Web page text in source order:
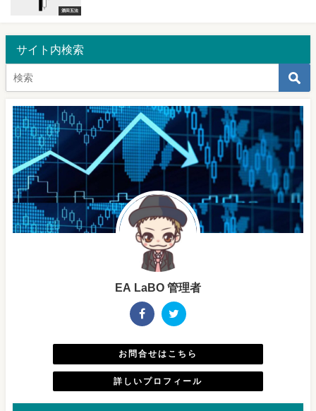
酒田五法
サイト内検索
EA LaBO 管理者
お問合せはこちら
詳しいプロフィール